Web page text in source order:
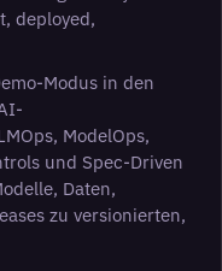
deployed,
Modus in den
ModelOps,
und Spec-Driven
Daten,
zu versionierten,